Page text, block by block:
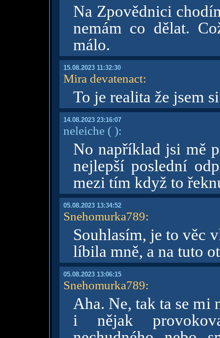
Na Zpovědnici
nemám co dělat.
málo.
15.08.2023 11:32:30
Mira devatenact:
To je realita že jsem
14.08.2023 23:16:07
neleiche( ):
No například jsi mě
nejlepší poslední
mezi tím když to
05.08.2023 13:34:52
Snehomurka789:
Souhlasím, je to věc
líbila mně, a na tuto
05.08.2023 13:06:15
Snehomurka789:
Aha. Ne, tak ta se
i nějak